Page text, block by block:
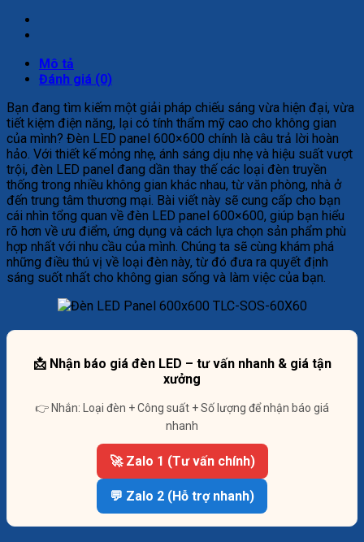
Mô tả
Đánh giá (0)
Bạn đang tìm kiếm một giải pháp chiếu sáng vừa hiện đại, vừa
tiết kiệm điện năng, lại có tính thẩm mỹ cao cho không gian
của mình? Đèn LED panel 600×600 chính là câu trả lời hoàn
hảo. Với thiết kế mỏng nhẹ, ánh sáng dịu nhẹ và hiệu suất vượt
trội, đèn LED panel đang dần thay thế các loại đèn truyền
thống trong nhiều không gian khác nhau, từ văn phòng, nhà ở
đến trung tâm thương mại. Bài viết này sẽ cung cấp cho bạn
cái nhìn tổng quan về đèn LED panel 600×600, giúp bạn hiểu
rõ hơn về ưu điểm, ứng dụng và cách lựa chọn sản phẩm phù
hợp nhất với nhu cầu của mình. Chúng ta sẽ cùng khám phá
những điều thú vị về loại đèn này, từ đó đưa ra quyết định
sáng suốt nhất cho không gian sống và làm việc của bạn.
📩 Nhận báo giá đèn LED – tư vấn nhanh & giá tận
xưởng
👉 Nhắn: Loại đèn + Công suất + Số lượng để nhận báo giá
nhanh
🚀 Zalo 1 (Tư vấn chính)
💬 Zalo 2 (Hỗ trợ nhanh)